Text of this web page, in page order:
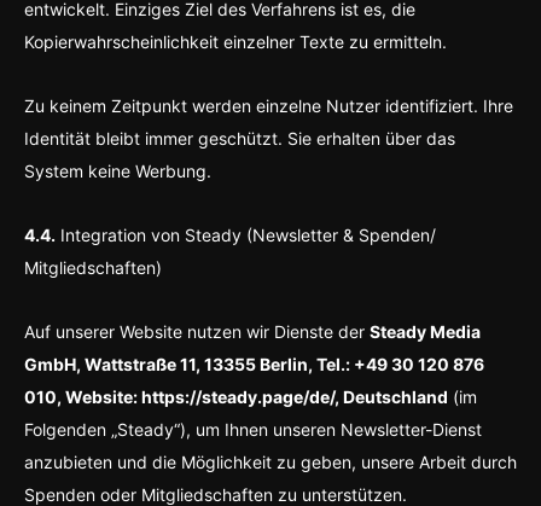
entwickelt. Einziges Ziel des Verfahrens ist es, die
Kopierwahrscheinlichkeit einzelner Texte zu ermitteln.
Zu keinem Zeitpunkt werden einzelne Nutzer identifiziert. Ihre
Identität bleibt immer geschützt. Sie erhalten über das
System keine Werbung.
4.4. Integration von Steady (Newsletter & Spenden/
Mitgliedschaften)
Auf unserer Website nutzen wir Dienste der Steady Media
GmbH, Wattstraße 11, 13355 Berlin, Tel.: +49 30 120 876
010, Website: https://steady.page/de/, Deutschland (im
Folgenden „Steady“), um Ihnen unseren Newsletter-Dienst
anzubieten und die Möglichkeit zu geben, unsere Arbeit durch
Spenden oder Mitgliedschaften zu unterstützen.